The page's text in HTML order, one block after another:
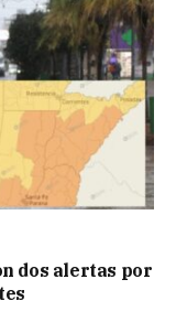
dos alertas por